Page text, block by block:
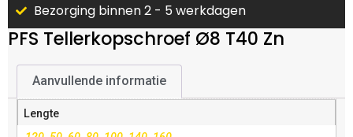
Bezorging binnen 2 - 5 werkdagen
PFS Tellerkopschroef Ø8 T40 Zn
Aanvullende informatie
Lengte